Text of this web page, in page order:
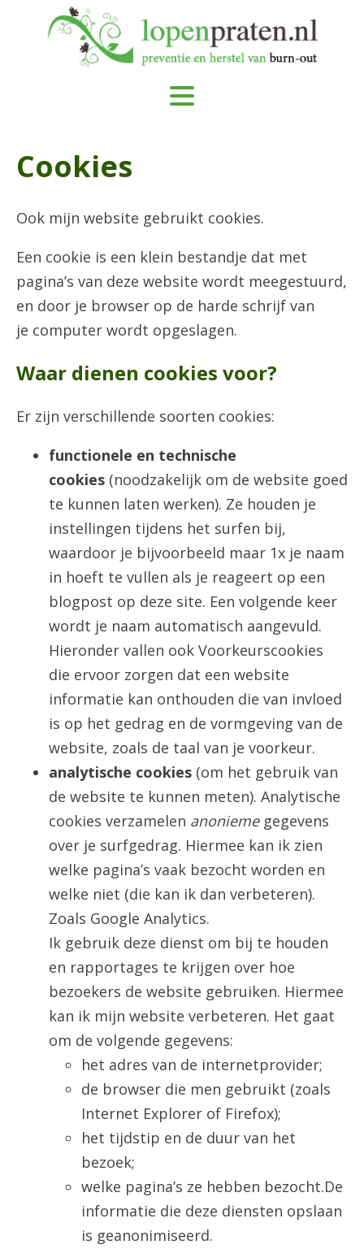
Cookies
Ook mijn website gebruikt cookies.
Een cookie is een klein bestandje dat met
pagina’s van deze website wordt meegestuurd,
en door je browser op de harde schrijf van
je computer wordt opgeslagen.
Waar dienen cookies voor?
Er zijn verschillende soorten cookies:
functionele en technische
cookies (noodzakelijk om de website goed
te kunnen laten werken). Ze houden je
instellingen tijdens het surfen bij,
waardoor je bijvoorbeeld maar 1x je naam
in hoeft te vullen als je reageert op een
blogpost op deze site. Een volgende keer
wordt je naam automatisch aangevuld.
Hieronder vallen ook Voorkeurscookies
die ervoor zorgen dat een website
informatie kan onthouden die van invloed
is op het gedrag en de vormgeving van de
website, zoals de taal van je voorkeur.
analytische cookies (om het gebruik van
de website te kunnen meten). Analytische
cookies verzamelen anoniemegegevens
over je surfgedrag. Hiermee kan ik zien
welke pagina’s vaak bezocht worden en
welke niet (die kan ik dan verbeteren).
Zoals Google Analytics.
Ik gebruik deze dienst om bij te houden
en rapportages te krijgen over hoe
bezoekers de website gebruiken. Hiermee
kan ik mijn website verbeteren. Het gaat
om de volgende gegevens:
het adres van de internetprovider;
de browser die men gebruikt (zoals
Internet Explorer of Firefox);
het tijdstip en de duur van het
bezoek;
welke pagina’s ze hebben bezocht.De
informatie die deze diensten opslaan
is geanonimiseerd.